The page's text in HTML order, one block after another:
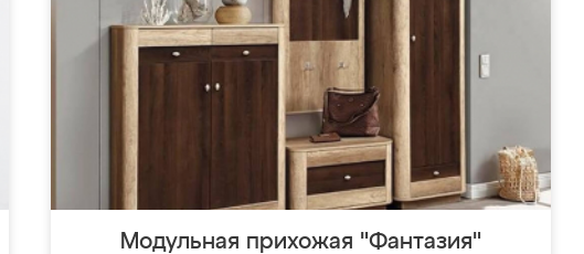
Модульная прихожая "Фантазия"